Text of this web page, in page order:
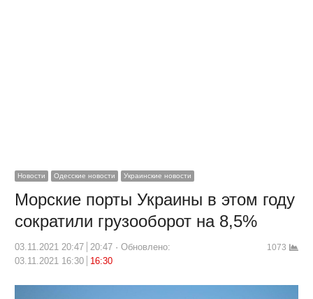
Новости Одесские новости Украинские новости
Морские порты Украины в этом году
сократили грузооборот на 8,5%
03.11.2021 20:47 20:47
Обновлено:
03.11.2021 16:30
16:30
1073